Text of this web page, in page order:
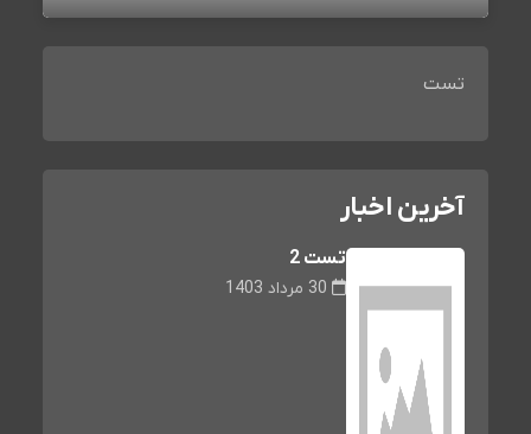
تست
آخرین اخبار
تست 2
30 مرداد 1403